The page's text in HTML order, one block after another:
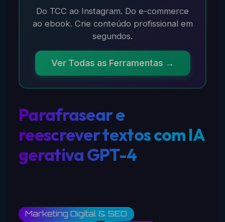
Do TCC ao Instagram. Do e-commerce
ao ebook. Crie conteúdo profissional em
segundos.
Ver Todas as Ferramentas →
Parafrasear e
reescrever textos com IA
gerativa GPT-4
Marketing Digital & SEO